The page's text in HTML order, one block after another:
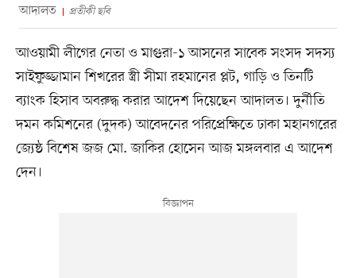
আদালত প্রতীকী ছবি
আওয়ামী লীগের নেতা ও মাগুরা-১ আসনের সাবেক সংসদ সদস্য
সাইফুজ্জামান শিখরের স্ত্রী সীমা রহমানের প্লট, গাড়ি ও তিনটি
ব্যাংক হিসাব অবরুদ্ধ করার আদেশ দিয়েছেন আদালত। দুর্নীতি
দমন কমিশনের (দুদক) আবেদনের পরিপ্রেক্ষিতে ঢাকা মহানগরের
জ্যেষ্ঠ বিশেষ জজ মো. জাকির হোসেন আজ মঙ্গলবার এ আদেশ
দেন।